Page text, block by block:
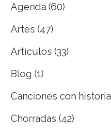
Agenda (60)
Artes (47)
Artículos (33)
Blog (1)
Canciones con historia
Chorradas (42)